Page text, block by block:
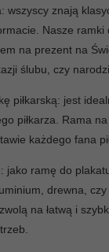
wszyscy znają
Nasze ramki
na prezent na
ślubu, czy
piłkarską: jest
piłkarza. Rama
każdego fana
jako ramę do
drewna, czy
na łatwą i